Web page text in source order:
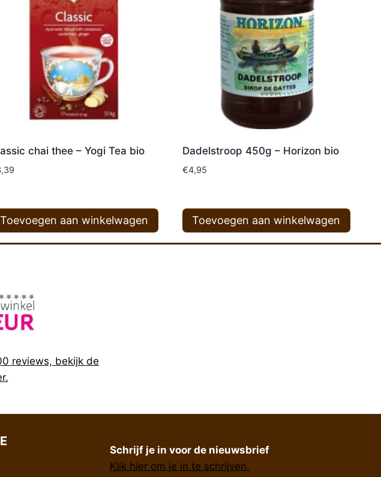
chai thee – Yogi Tea bio
Toevoegen aan winkelwagen
Dadelstroop 450g – Horizon bio
€4,95
Toevoegen aan winkelwagen
reviews, bekijk de
Schrijf je in voor de nieuwsbrief
Klik hier om je in te schrijven.